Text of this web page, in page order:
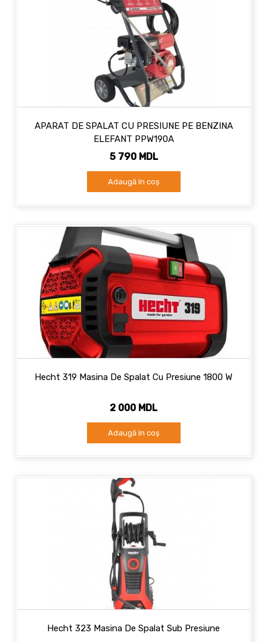
APARAT DE SPALAT CU PRESIUNE PE BENZINA
ELEFANT PPW190A
5 790 MDL
Adaugă în coș
Hecht 319 Masina De Spalat Cu Presiune 1800 W
2 000 MDL
Adaugă în coș
Hecht 323 Masina De Spalat Sub Presiune